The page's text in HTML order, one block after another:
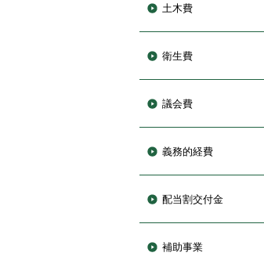
土木費
衛生費
議会費
義務的経費
配当割交付金
補助事業